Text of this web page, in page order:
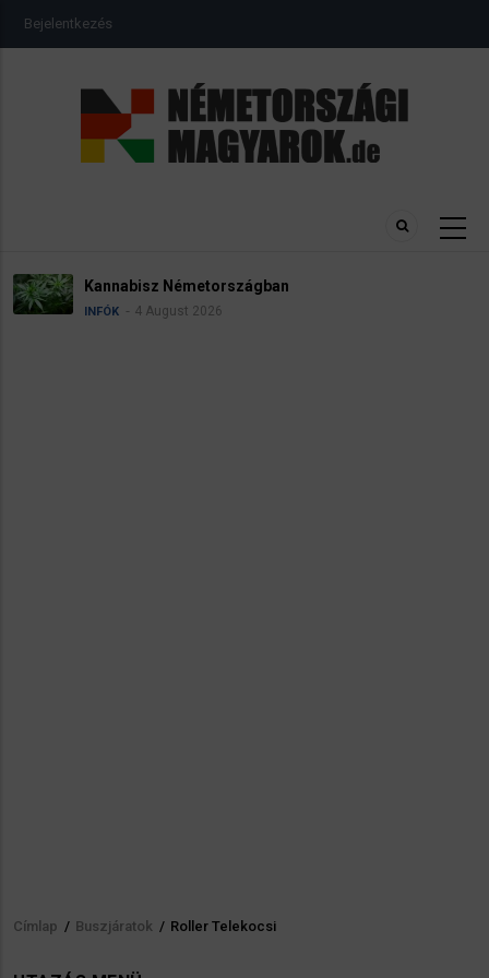
USER
ACCOUNT
Bejelentkezés
Németországban
4 August 2026
Morzsa
Címlap / Buszjáratok / Roller Telekocsi